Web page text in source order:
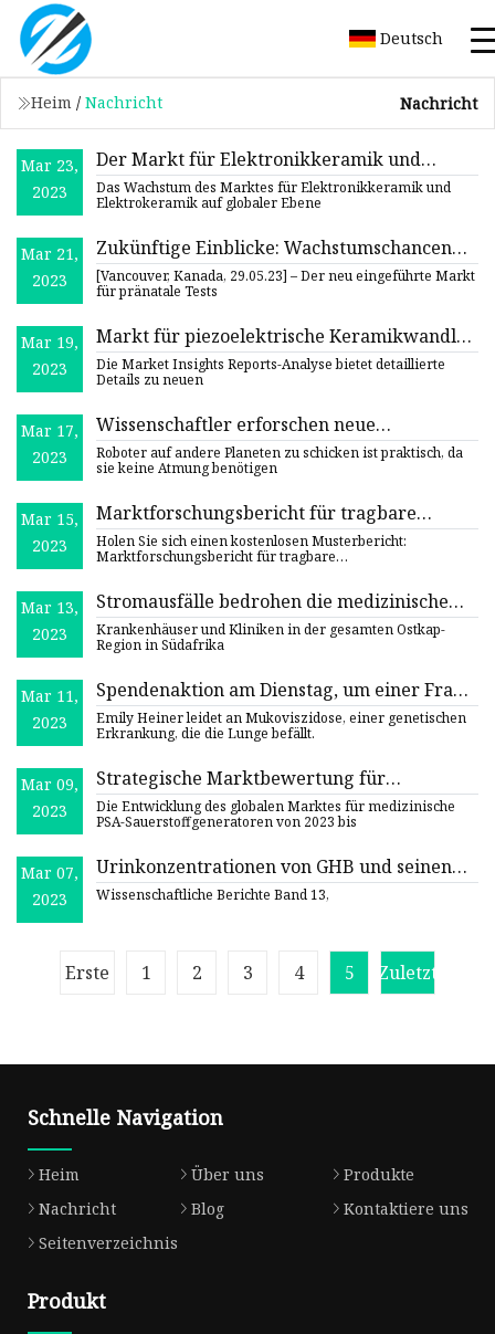
Deutsch
Heim / Nachricht Nachricht
Mar 23,
2023
Der Markt für Elektronikkeramik und
Elektrokeramik dürfte bis 2029 einen Wert
von 19,3 Milliarden US-Dollar erreichen und
% wachsen
Das Wachstum des Marktes für Elektronikkeramik und
Elektrokeramik auf globaler Ebene
Mar 21,
2023
Zukünftige Einblicke: Wachstumschancen
und aktuelle Entwicklungen auf dem Markt
für pränatale Tests bis 2032
[Vancouver, Kanada, 29.05.23] – Der neu eingeführte Markt
für pränatale Tests
Mar 19,
2023
Markt für piezoelektrische Keramikwandler
2023 – Hauptakteure, Wachstumsrate und
Prognosen
Die Market Insights Reports-Analyse bietet detaillierte
Details zu neuen
Mar 17,
2023
Wissenschaftler erforschen neue
Möglichkeit, atembare Luft auf dem Mars zu
erzeugen
Roboter auf andere Planeten zu schicken ist praktisch, da
sie keine Atmung benötigen
Mar 15,
2023
Marktforschungsbericht für tragbare
Sauerstoffanalysatoren 2023
Holen Sie sich einen kostenlosen Musterbericht:
Marktforschungsbericht für tragbare
Mar 13,
2023
Stromausfälle bedrohen die medizinische
Sauerstoffversorgung in Südafrika
Krankenhäuser und Kliniken in der gesamten Ostkap-
Region in Südafrika
Mar 11,
2023
Spendenaktion am Dienstag, um einer Frau
aus Ocean City bei der Finanzierung einer
Lungentransplantation zu helfen
Emily Heiner leidet an Mukoviszidose, einer genetischen
Erkrankung, die die Lunge befällt.
Mar 09,
2023
Strategische Marktbewertung für
medizinische PSA-Sauerstoffgeneratoren
Die Entwicklung des globalen Marktes für medizinische
PSA-Sauerstoffgeneratoren von 2023 bis
Mar 07,
2023
Urinkonzentrationen von GHB und seinen
neuartigen Aminosäure- und Carnitin-
Konjugaten nach kontrollierter GHB-
Wissenschaftliche Berichte Band 13,
Erste 1 2 3 4 5 Zuletzt
Schnelle Navigation
Heim Über uns
Produkte
Nachricht
Blog
Kontaktiere uns
Seitenverzeichnis
Produkt